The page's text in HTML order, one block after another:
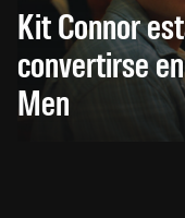
Kit Connor
convertirse
Men